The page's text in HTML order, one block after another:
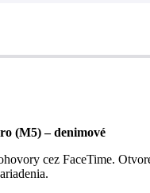
(M5) – denimové
cez FaceTime.